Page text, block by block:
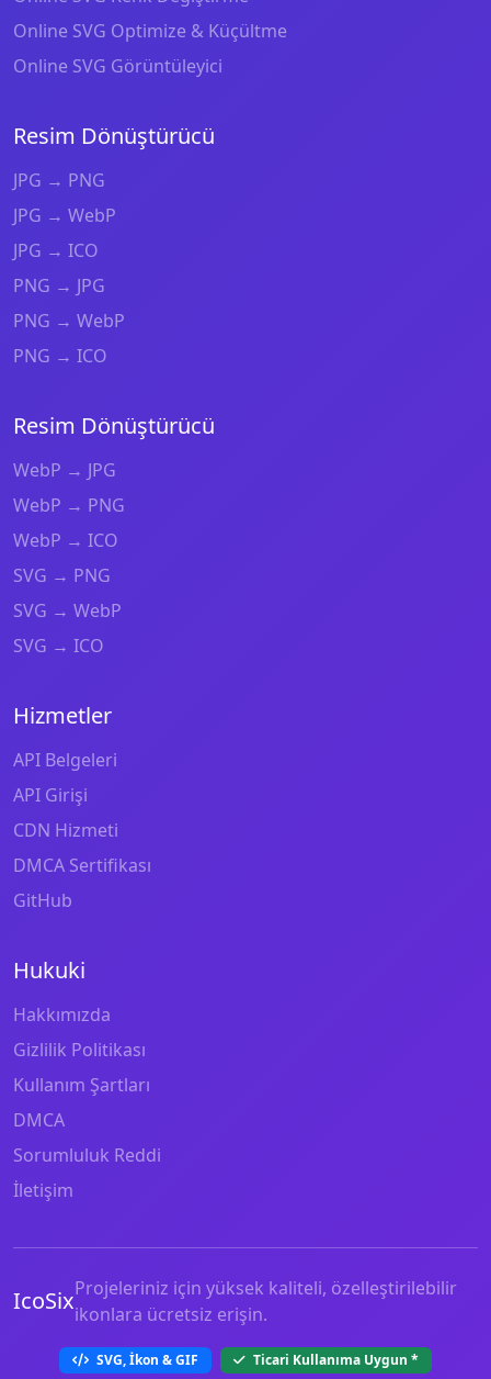
Online SVG Optimize & Küçültme
Online SVG Görüntüleyici
Resim Dönüştürücü
JPG → PNG
JPG → WebP
JPG → ICO
PNG → JPG
PNG → WebP
PNG → ICO
Resim Dönüştürücü
WebP → JPG
WebP → PNG
WebP → ICO
SVG → PNG
SVG → WebP
SVG → ICO
Hizmetler
API Belgeleri
API Girişi
CDN Hizmeti
DMCA Sertifikası
GitHub
Hukuki
Hakkımızda
Gizlilik Politikası
Kullanım Şartları
DMCA
Sorumluluk Reddi
İletişim
IcoSixProjeleriniz için yüksek kaliteli, özelleştirilebilir
ikonlara ücretsiz erişin.
SVG, İkon & GIF Ticari Kullanıma Uygun *